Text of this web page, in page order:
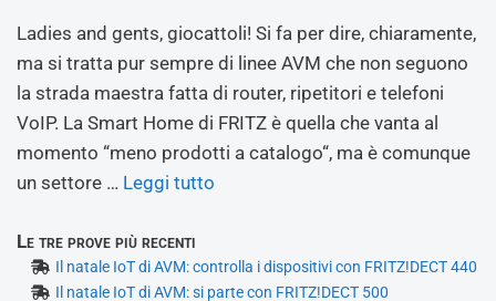
Ladies and gents, giocattoli! Si fa per dire, chiaramente,
ma si tratta pur sempre di linee AVM che non seguono
la strada maestra fatta di router, ripetitori e telefoni
VoIP. La Smart Home di FRITZ è quella che vanta al
momento “meno prodotti a catalogo“, ma è comunque
un settore … Leggi tutto
Le tre prove più recenti
Il natale IoT di AVM: controlla i dispositivi con FRITZ!DECT 440
Il natale IoT di AVM: si parte con FRITZ!DECT 500